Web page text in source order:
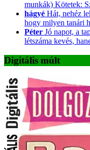
munkák) Kötetek:
hágyé Hát, nehéz
hogy milyen tanári
Péter Jó napot, a
létszáma kevés,
Digitális múlt